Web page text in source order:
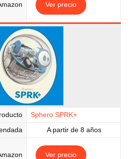
Ver precio
Sphero SPRK+
A partir de 8 años
Ver precio